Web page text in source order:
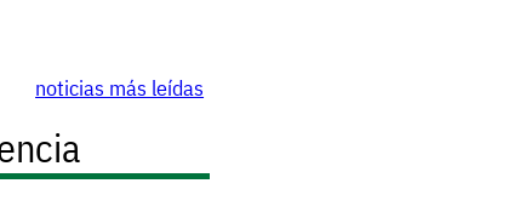
noticias más leídas